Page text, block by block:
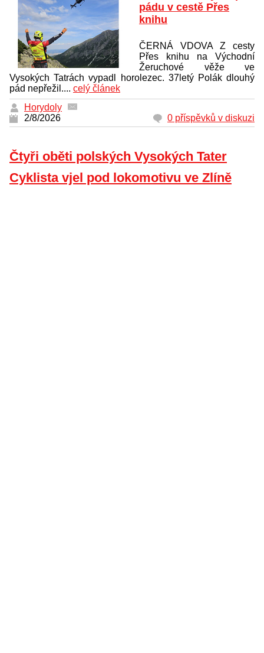
pádu v cestě Přes
knihu
ČERNÁ VDOVA Z cesty
Přes knihu na Východní
Žeruchové věže ve
Vysokých Tatrách vypadl horolezec. 37letý Polák dlouhý
pád nepřežil.... celý článek
Horydoly
2/8/2026
0 příspěvků v diskuzi
Čtyři oběti polských Vysokých Tater
Cyklista vjel pod lokomotivu ve Zlíně